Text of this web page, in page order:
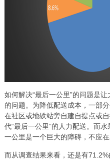
如何解决“最后一公里”的问题是
的问题。为降低配送成本，一部
在社区或地铁站旁自建自提点或
代“最后一公里”的人力配送。而
一公里是一个巨大的障碍，不应在
而从调查结果来看，还是有